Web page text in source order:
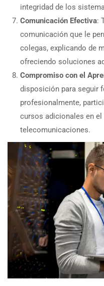
integridad de los
Comunicación Efectiva:
comunicación que le
colegas, explicando de
ofreciendo soluciones
Compromiso con el
disposición para seguir
profesionalmente,
cursos adicionales en
telecomunicaciones.